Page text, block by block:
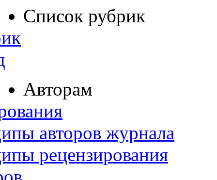
Список рубрик
Авторам
авторов журнала
рецензирования